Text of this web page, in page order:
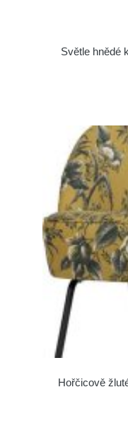
Světle hnědé
Hořčicově